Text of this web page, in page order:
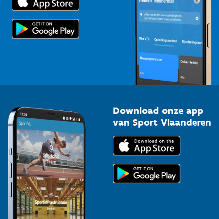
Topsporters
Voor de pers
Download onze app
van Sport Vlaanderen